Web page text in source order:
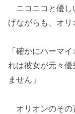
ニコニコと優し
げながらも、オリ
「確かにハーマ
れは彼女が元々優
ません」
オリオンのその